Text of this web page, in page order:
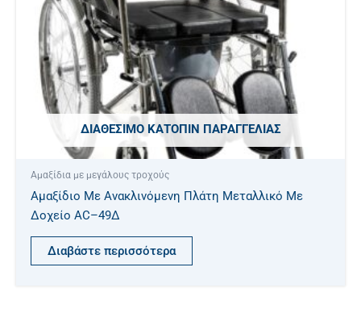
ΔΙΑΘΈΣΙΜΟ ΚΑΤΌΠΙΝ ΠΑΡΑΓΓΕΛΊΑΣ
Αμαξίδια με μεγάλους τροχούς
Αμαξίδιο Με Ανακλινόμενη Πλάτη Μεταλλικό Με
Δοχείο AC–49Δ
Διαβάστε περισσότερα